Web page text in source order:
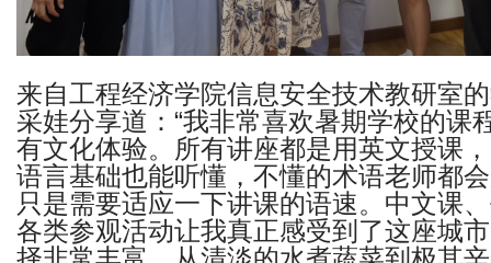
来自工程经济学院信息安全技术教研室
采娃分享道：“我非常喜欢暑期学校的
有文化体验。所有讲座都是用英文授课
语言基础也能听懂，不懂的术语老师都
只是需要适应一下讲课的语速。中文课
各类参观活动让我真正感受到了这座城